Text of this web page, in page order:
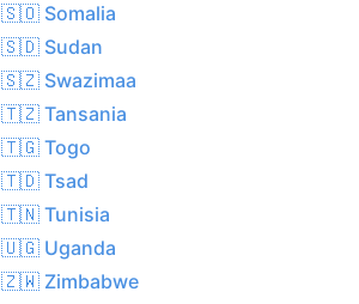
20
🇸🇴 Somalia
🇸🇩 Sudan
🇸🇿 Swazimaa
🇹🇿 Tansania
🇹🇬 Togo
🇹🇩 Tsad
🇹🇳 Tunisia
🇺🇬 Uganda
🇿🇼 Zimbabwe